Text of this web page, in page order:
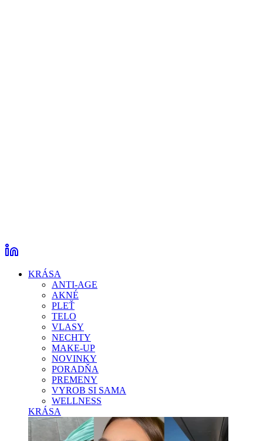
KRÁSA
ANTI-AGE
AKNÉ
PLEŤ
TELO
VLASY
NECHTY
MAKE-UP
NOVINKY
PORADŇA
PREMENY
VYROB SI SAMA
WELLNESS
KRÁSA